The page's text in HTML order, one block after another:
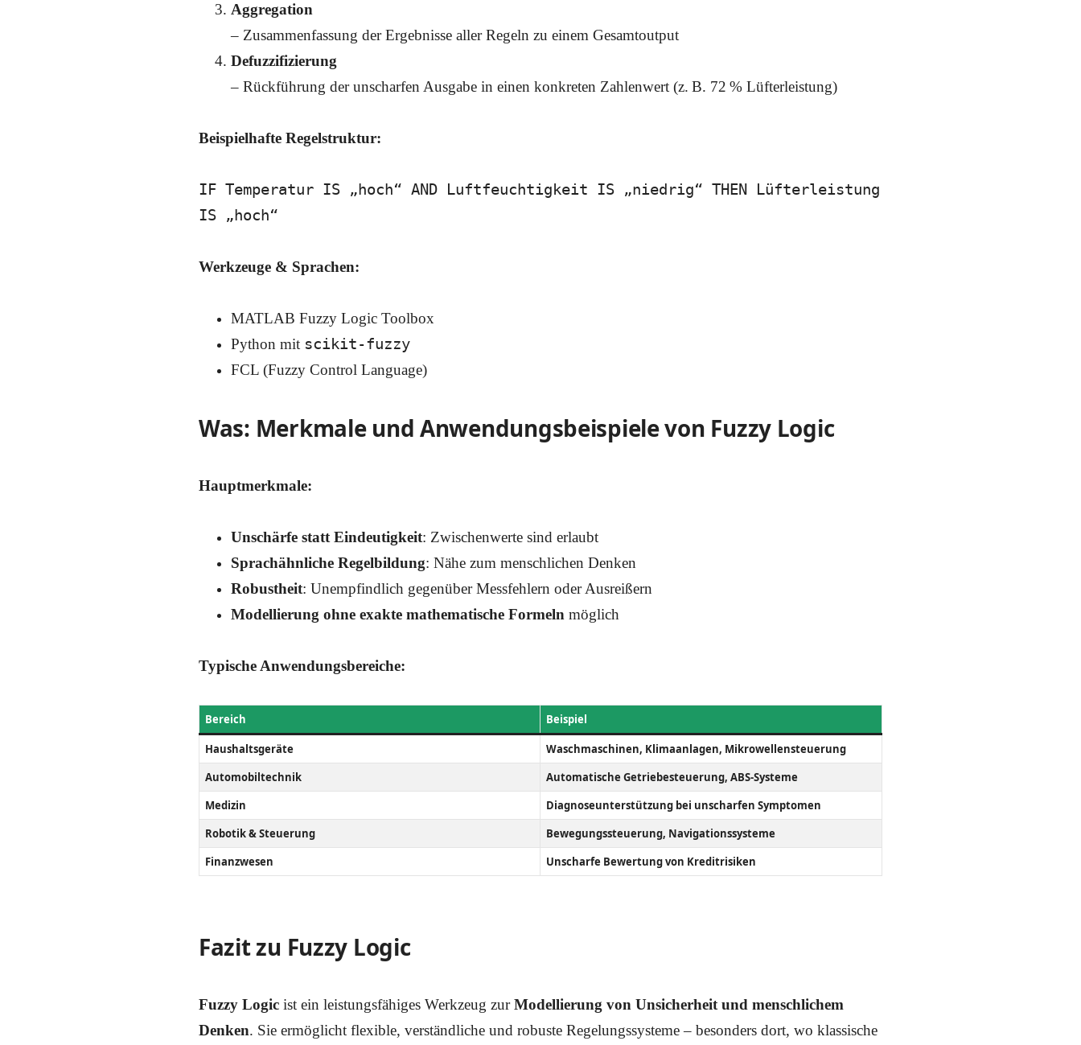
Aggregation
– Zusammenfassung der Ergebnisse aller Regeln zu einem Gesamtoutput
Defuzzifizierung
– Rückführung der unscharfen Ausgabe in einen konkreten Zahlenwert (z. B. 72 % Lüfterleistung)
Beispielhafte Regelstruktur:
IF Temperatur IS „hoch“ AND Luftfeuchtigkeit IS „niedrig“ THEN Lüfterleistung
IS „hoch“
Werkzeuge & Sprachen:
MATLAB Fuzzy Logic Toolbox
Python mit scikit-fuzzy
FCL (Fuzzy Control Language)
Was: Merkmale und Anwendungsbeispiele von Fuzzy Logic
Hauptmerkmale:
Unschärfe statt Eindeutigkeit: Zwischenwerte sind erlaubt
Sprachähnliche Regelbildung: Nähe zum menschlichen Denken
Robustheit: Unempfindlich gegenüber Messfehlern oder Ausreißern
Modellierung ohne exakte mathematische Formeln möglich
Typische Anwendungsbereiche:
Bereich Beispiel
Haushaltsgeräte
Waschmaschinen, Klimaanlagen, Mikrowellensteuerung
Automobiltechnik
Automatische Getriebesteuerung, ABS-Systeme
Medizin
Diagnoseunterstützung bei unscharfen Symptomen
Robotik & Steuerung
Bewegungssteuerung, Navigationssysteme
Finanzwesen
Unscharfe Bewertung von Kreditrisiken
Fazit zu Fuzzy Logic
Fuzzy Logic ist ein leistungsfähiges Werkzeug zur Modellierung von Unsicherheit und menschlichem
Denken. Sie ermöglicht flexible, verständliche und robuste Regelungssysteme – besonders dort, wo klassische